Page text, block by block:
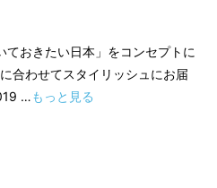
だいた時、あな
を体験するで
おきたい日本」をコンセプトに
合わせてスタイリッシュにお届
…もっと見る